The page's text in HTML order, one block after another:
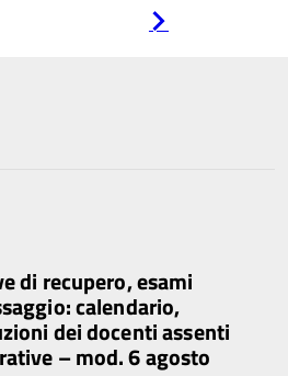
di recupero, esami
calendario,
dei docenti assenti
– mod. 6 agosto